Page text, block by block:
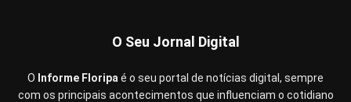
O Seu Jornal Digital
O Informe Floripa é o seu portal de notícias digital, sempre
com os principais acontecimentos que influenciam o cotidiano